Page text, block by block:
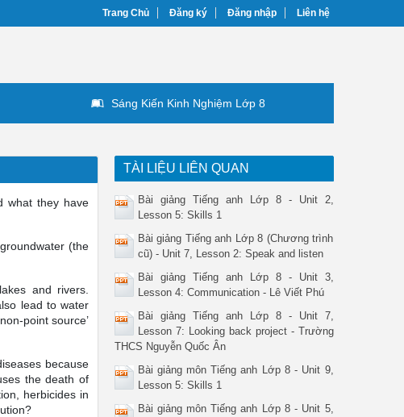
Trang Chủ Đăng ký Đăng nhập Liên hệ
Sáng Kiến Kinh Nghiệm Lớp 8
what they have
(the
and rivers.
lead to water
point source’
because
the death of
herbicides in
TÀI LIỆU LIÊN QUAN
Bài giảng Tiếng anh Lớp 8 - Unit 2,
Lesson 5: Skills 1
Bài giảng Tiếng anh Lớp 8 (Chương trình
cũ) - Unit 7, Lesson 2: Speak and listen
Bài giảng Tiếng anh Lớp 8 - Unit 3,
Lesson 4: Communication - Lê Viết Phú
Bài giảng Tiếng anh Lớp 8 - Unit 7,
Lesson 7: Looking back project - Trường
THCS Nguyễn Quốc Ân
Bài giảng môn Tiếng anh Lớp 8 - Unit 9,
Lesson 5: Skills 1
Bài giảng môn Tiếng anh Lớp 8 - Unit 5,